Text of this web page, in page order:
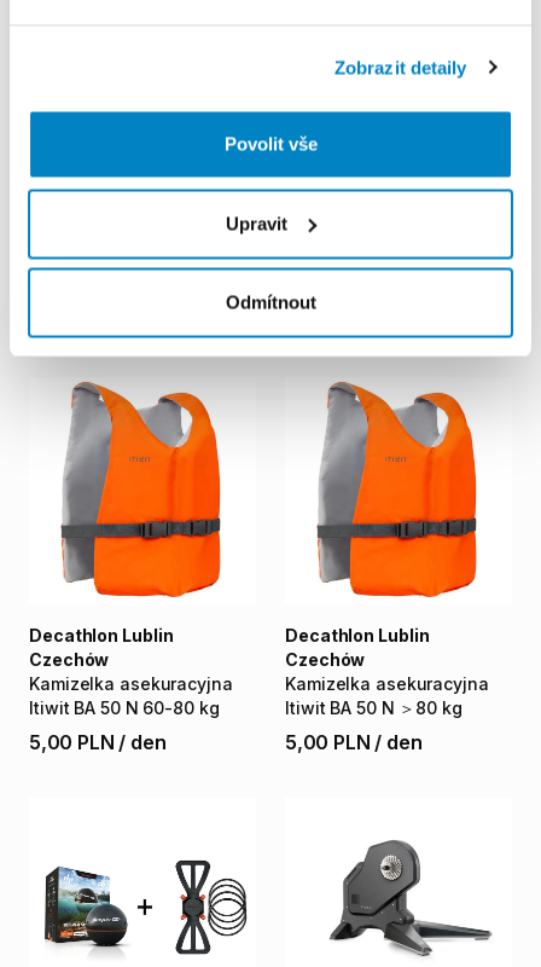
Zobrazit detaily
Povolit vše
Upravit
Odmítnout
Deuter Kid Comfort 1 Plus
Decathlon Lublin
Kamizelka
Itiwit BA 50 N 40-60 kg
Decathlon Lublin
Czechów
5,00 PLN
Kamizelka asekuracyjna
Itiwit BA 50 N 60-80 kg
Decathlon Lublin
Czechów
5,00 PLN / den
Kamizelka asekuracyjna
Itiwit BA 50 N ＞80 kg
Decathlon Lublin
Czechów
5,00 PLN / den